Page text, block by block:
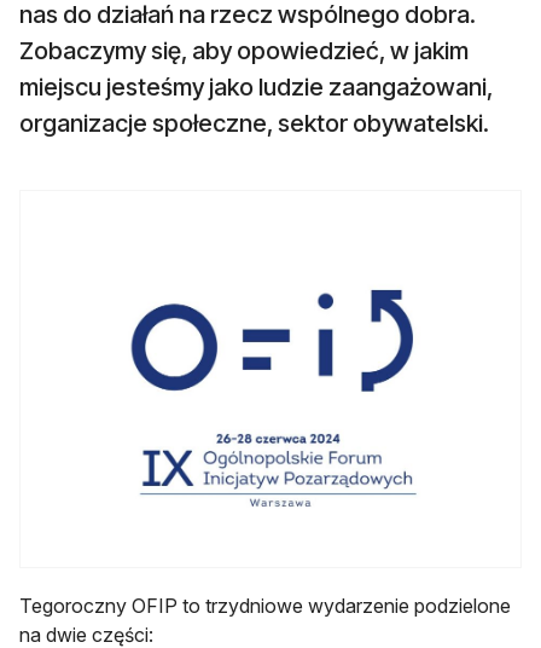
nas do działań na rzecz wspólnego dobra.
Zobaczymy się, aby opowiedzieć, w jakim
miejscu jesteśmy jako ludzie zaangażowani,
organizacje społeczne, sektor obywatelski.
Tegoroczny OFIP to trzydniowe wydarzenie podzielone
na dwie części: